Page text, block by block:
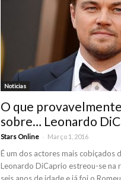
Noticias
O que
sobre… Leonardo
Stars Online - Março 1, 2016
É um dos actores mais cobiçados
Leonardo DiCaprio estreou-se na